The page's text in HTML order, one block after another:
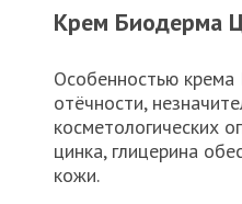
Крем Биодерма
Особенностью крема
отёчности,
косметологических
цинка, глицерина
кожи.